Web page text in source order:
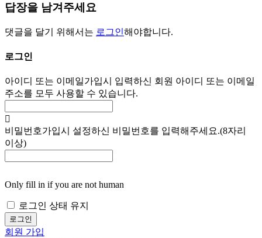
답장을 남겨주세요
댓글을 달기 위해서는 로그인해야합니다.
로그인
아이디 또는 이메일가입시 입력하신 회원 아이디 또는 이메일
주소를 모두 사용할 수 있습니다.
비밀번호가입시 설정하신 비밀번호를 입력해주세요.(8자리
이상)
Only fill in if you are not human
로그인 상태 유지
회원 가입